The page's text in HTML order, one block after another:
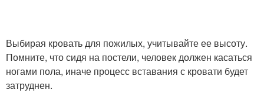
Выбирая кровать для пожилых, учитывайте ее высоту.
Помните, что сидя на постели, человек должен касаться
ногами пола, иначе процесс вставания с кровати будет
затруднен.